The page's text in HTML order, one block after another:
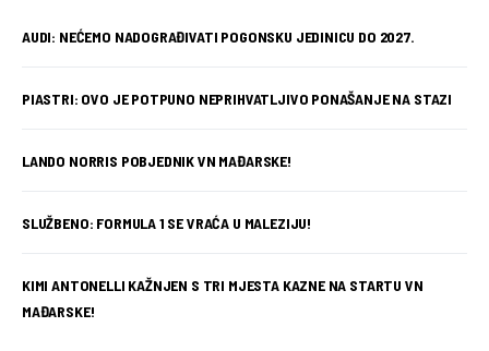
AUDI: NEĆEMO NADOGRAĐIVATI POGONSKU JEDINICU DO 2027.
PIASTRI: OVO JE POTPUNO NEPRIHVATLJIVO PONAŠANJE NA STAZI
LANDO NORRIS POBJEDNIK VN MAĐARSKE!
SLUŽBENO: FORMULA 1 SE VRAĆA U MALEZIJU!
KIMI ANTONELLI KAŽNJEN S TRI MJESTA KAZNE NA STARTU VN
MAĐARSKE!